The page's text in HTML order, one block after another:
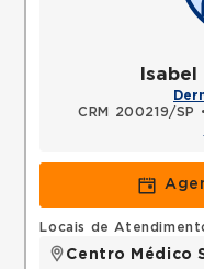
CRM 200219/SP
•
Locais de
Centro Médico